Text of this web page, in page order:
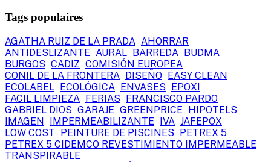
Tags populaires
AGATHA RUIZ DE LA PRADA AHORRAR
ANTIDESLIZANTE AURAL BARREDA BUDMA
BURGOS CADIZ COMISIÓN EUROPEA
CONIL DE LA FRONTERA DISEÑO EASY CLEAN
ECOLABEL ECOLÓGICA ENVASES EPOXI
FACIL LIMPIEZA FERIAS FRANCISCO PARDO
GABRIEL DIOS GARAJE GREENPRICE HIPOTELS
IMAGEN IMPERMEABILIZANTE IVA JAFEPOX
LOW COST PEINTURE DE PISCINES PETREX 5
PETREX 5 CIDEMCO REVESTIMIENTO IMPERMEABLE
TRANSPIRABLE